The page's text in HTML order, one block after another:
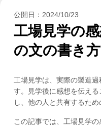
公開日： 2024/10/23
工場見学の
の文の書き
工場見学は、実際の製造
す。見学後に感想を伝え
し、他の人と共有するため
この記事では、工場見学